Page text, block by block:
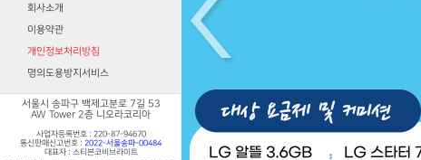
회사소개
이용약관
개인정보처리방침
명의도용방지서비스
서울시 송파구 백제고분로 7길 53
AW Tower 2층 니오라코리아
사업자등록번호 : 220-87-94670
통신판매신고번호 : 2022-서울송파-00484
대표자 : 스티븐코비브라이트